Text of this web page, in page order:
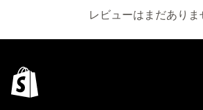
レビューはまだありま